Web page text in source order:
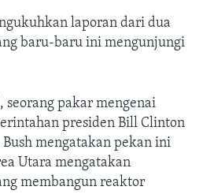
laporan dari dua
baru-baru ini mengunjungi
seorang pakar mengenai
presiden Bill Clinton
mengatakan pekan ini
Utara mengatakan
membangun reaktor